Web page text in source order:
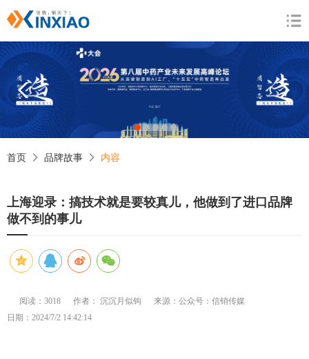
1 2 3 4 5
首页 品牌故事 内容
上海迎录：搞技术就是要较真儿，他做到了进口品牌
做不到的事儿
阅读：3018 作者： 沉沉月似钩
来源：公众号：信销传媒
日期：2024/7/2 14:42:14